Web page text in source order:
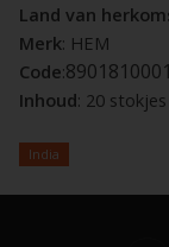
Land van
Merk: HEM
Code:
Inhoud: 20 stokjes
India